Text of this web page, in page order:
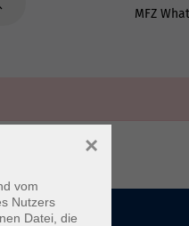
MFZ
vom
Nutzers
Datei, die
×